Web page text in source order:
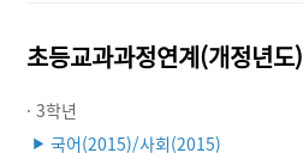
초등교과과정연계(개정년도)
· 3학년
▶ 국어(2015)/사회(2015)